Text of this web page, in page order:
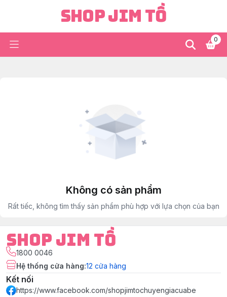
Shop Jim Tồ
0
Không có sản phẩm
Rất tiếc, không tìm thấy sản phẩm phù hợp với lựa chọn của bạn
Shop Jim Tồ
1800 0046
Hệ thống cửa hàng:12 cửa hàng
Kết nối
https://www.facebook.com/shopjimtochuyengiacuabe